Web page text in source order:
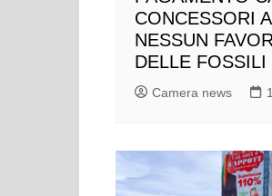
CONCESSORI
NESSUN
DELLE FOSSILI
Camera news